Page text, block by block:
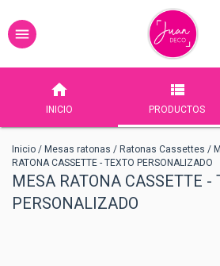
INICIO PRODUCTOS
Inicio / Mesas ratonas / Ratonas Cassettes /
RATONA CASSETTE - TEXTO PERSONALIZADO
MESA RATONA CASSETTE -
PERSONALIZADO